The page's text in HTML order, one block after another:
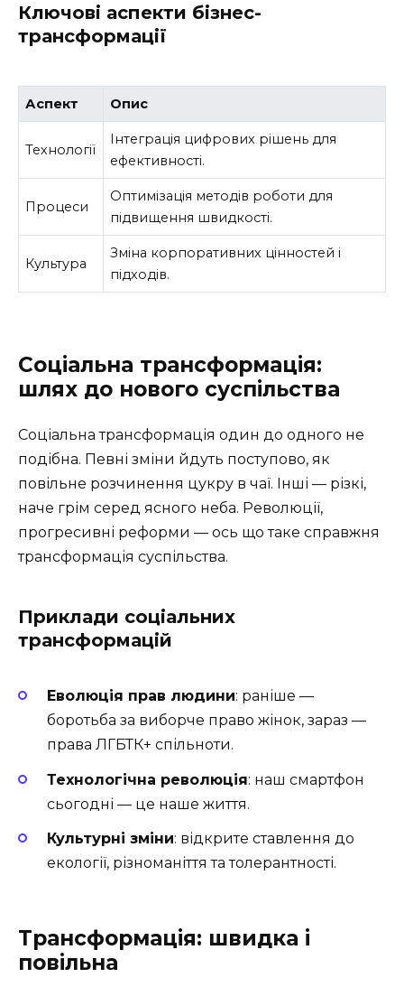
Ключові аспекти бізнес-
трансформації
Аспект Опис
Технології
Інтеграція цифрових рішень для
ефективності.
Процеси
Оптимізація методів роботи для
підвищення швидкості.
Культура
Зміна корпоративних цінностей і
підходів.
Соціальна трансформація:
шлях до нового суспільства
Соціальна трансформація один до одного не
подібна. Певні зміни йдуть поступово, як
повільне розчинення цукру в чаї. Інші — різкі,
наче грім серед ясного неба. Революції,
прогресивні реформи — ось що таке справжня
трансформація суспільства.
Приклади соціальних
трансформацій
Еволюція прав людини: раніше —
боротьба за виборче право жінок, зараз —
права ЛГБТК+ спільноти.
Технологічна революція: наш смартфон
сьогодні — це наше життя.
Культурні зміни: відкрите ставлення до
екології, різноманіття та толерантності.
Трансформація: швидка і
повільна